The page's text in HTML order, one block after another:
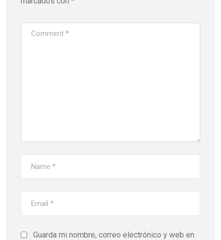
Guarda mi nombre, correo electrónico y web en